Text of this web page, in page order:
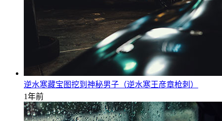
逆水寒藏宝图挖到神秘男子（逆水寒王彦章枪刺）
1年前